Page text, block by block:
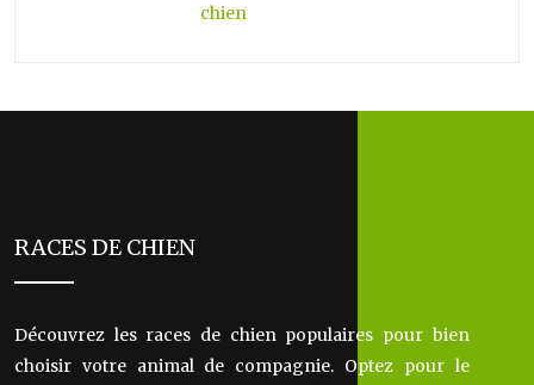
chien
RACES DE CHIEN
Découvrez les races de chien populaires pour bien
choisir votre animal de compagnie. Optez pour le